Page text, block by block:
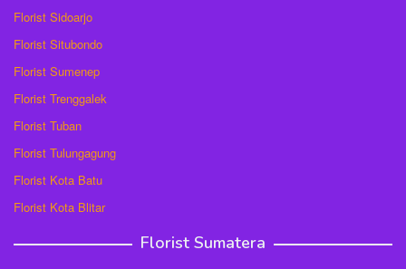
Florist Sidoarjo
Florist Situbondo
Florist Sumenep
Florist Trenggalek
Florist Tuban
Florist Tulungagung
Florist Kota Batu
Florist Kota Blitar
Florist Sumatera